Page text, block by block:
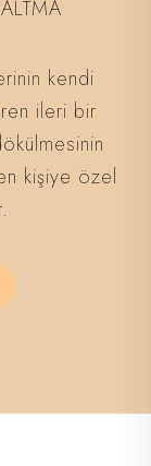
kendi
ileri bir
kişiye özel